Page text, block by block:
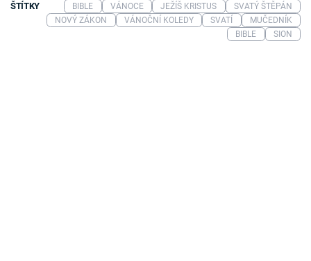
ŠTÍTKY BIBLE VÁNOCE JEŽÍŠ KRISTUS
SVATÝ ŠTĚPÁN
NOVÝ ZÁKON
VÁNOČNÍ KOLEDY SVATÍ
MUČEDNÍK
BIBLE
SION